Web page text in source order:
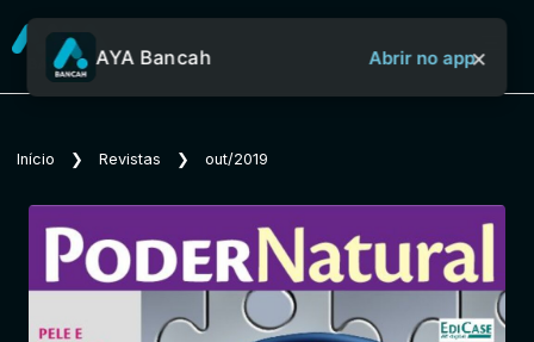
Sobre o Aya Bancah
Início
Revistas
AYA Bancah Abrir no app×
Início ❯ Revistas ❯ out/2019